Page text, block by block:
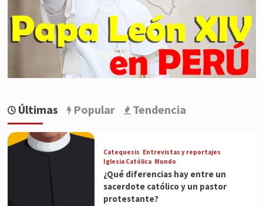
Últimas Popular Tendencia
Catequesis Entrevistas y reportajes
Iglesia Católica Mundo
¿Qué diferencias hay entre un
sacerdote católico y un pastor
protestante?